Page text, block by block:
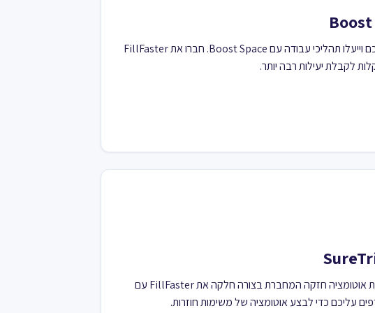
ריכזו את נתוני FillFaster שלכם וייעלו תהליכי עבודה עם Boost Space. חברו את FillFaster
לקבלת יעילות רבה יותר.
SureTriggers היא פלטפורמת אוטומציה חזקה המחברת בצורה חלקה את FillFaster עם
עליכם כדי לבצע אוטומציה של משימות חוזרות.